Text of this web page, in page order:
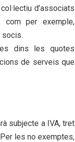
d’associats
com per exemple,
socis.
dins les quotes
de serveis que
subjecte a IVA, tret
les no exemptes,